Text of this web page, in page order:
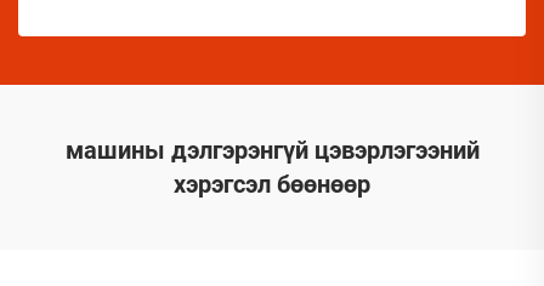
машины дэлгэрэнгүй цэвэрлэгээний
хэрэгсэл бөөнөөр